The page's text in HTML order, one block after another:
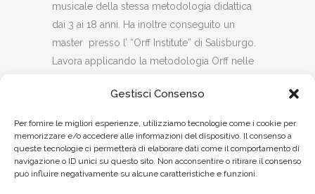
Gestisci Consenso
Per fornire le migliori esperienze, utilizziamo tecnologie come i cookie per
memorizzare e/o accedere alle informazioni del dispositivo. Il consenso a
queste tecnologie ci permetterà di elaborare dati come il comportamento di
navigazione o ID unici su questo sito. Non acconsentire o ritirare il consenso
può influire negativamente su alcune caratteristiche e funzioni.
musicale della stessa metodologia didattica
dai 3 ai 18 anni. Ha inoltre conseguito un
master presso l’ “Orff Institute” di Salisburgo.
Lavora applicando la metodologia Orff nelle
di propedeutica musicale abitualmente in
eventi culturali.